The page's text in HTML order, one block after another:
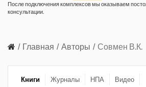
После подключения комплексов мы оказываем
консультации.
Главная Авторы Совмен В.К.
Книги Журналы НПА Видео